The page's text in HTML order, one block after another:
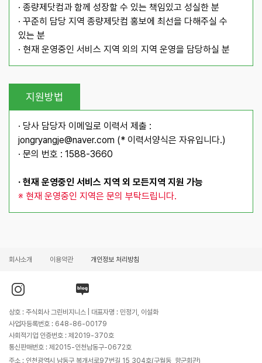
· 종량제닷컴과 함께 성장할 수 있는 책임있고 성실한 분
· 꾸준히 담당 지역 종량제닷컴 홍보에 최선을 다해주실 수
있는 분
· 현재 운영중인 서비스 지역 외의 지역 운영을 담당하실 분
지원방법
· 당사 담당자 이메일로 이력서 제출 :
jongryangje@naver.com (* 이력서양식은 자유입니다.)
· 문의 번호 : 1588-3660
· 현재 운영중인 서비스 지역 외 모든지역 지원 가능
※ 현재 운영중인 지역은 문의 부탁드립니다.
회사소개 이용약관 개인정보 처리방침
인
스
그
램
바
로
가
바
로
가
기
블
로
바
로
가
기
상호 : 주식회사 그린비지니스 | 대표자명 : 민정기, 이설화
사업자등록번호 : 648-86-00179
사회적기업 인증번호 : 제2019-370호
통신판매번호 : 제2015-인천남동구-0672호
주소 : 인천광역시 남동구 복개서로97번길 15 304호(구월동, 향군회관)